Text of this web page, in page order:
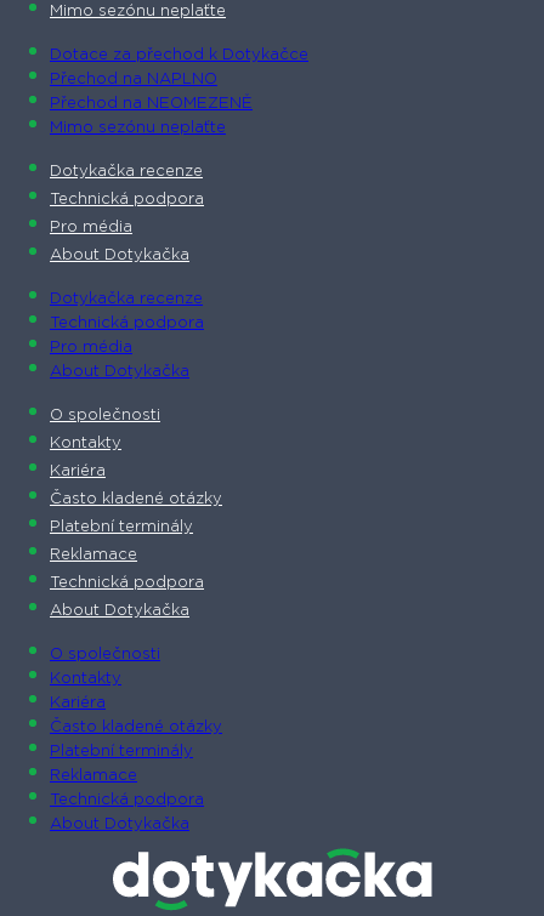
Mimo sezónu neplaťte
Dotace za přechod k Dotykačce
Přechod na NAPLNO
Přechod na NEOMEZENĚ
Mimo sezónu neplaťte
Dotykačka recenze
Technická podpora
Pro média
About Dotykačka
Dotykačka recenze
Technická podpora
Pro média
About Dotykačka
O společnosti
Kontakty
Kariéra
Často kladené otázky
Platební terminály
Reklamace
Technická podpora
About Dotykačka
O společnosti
Kontakty
Kariéra
Často kladené otázky
Platební terminály
Reklamace
Technická podpora
About Dotykačka